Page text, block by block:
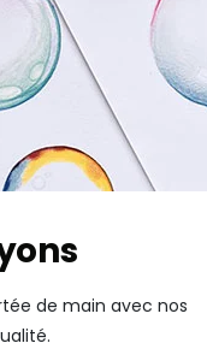
de main avec nos